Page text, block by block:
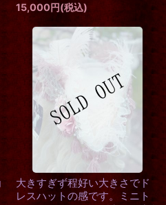
15,000円(税込)
大きすぎず程好い大きさでド
レスハットの感です。ミニト